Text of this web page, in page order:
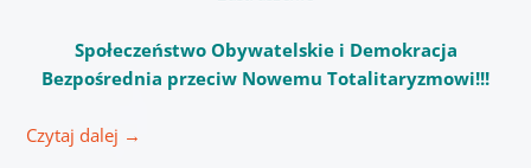
Społeczeństwo Obywatelskie i Demokracja
Bezpośrednia przeciw Nowemu Totalitaryzmowi!!!
Czytaj dalej →